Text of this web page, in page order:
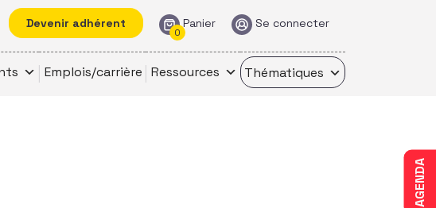
Devenir adhérent Panier
0
Se connecter
Emplois/carrière Ressources Thématiques
AGENDA